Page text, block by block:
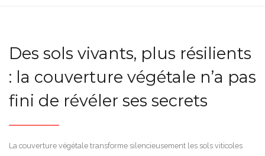
Des sols vivants, plus résilients
: la couverture végétale n’a pas
fini de révéler ses secrets
La couverture végétale transforme silencieusement les sols viticoles